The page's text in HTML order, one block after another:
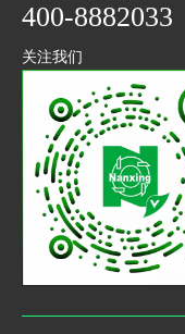
400-8882033
关注我们
抖音
二维码